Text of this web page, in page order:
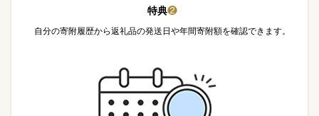
特典❷
自分の寄附履歴から返礼品の発送日や年間寄附額を確認できます。